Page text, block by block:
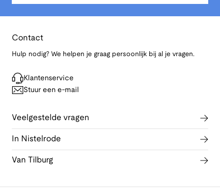
Contact
Hulp nodig? We helpen je graag persoonlijk bij al je vragen.
Klantenservice
Stuur een e-mail
Veelgestelde vragen
In Nistelrode
Van Tilburg